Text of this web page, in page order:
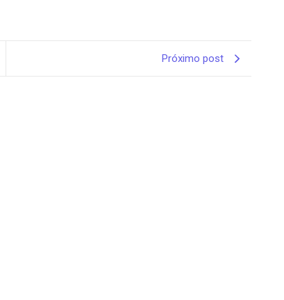
Próximo post